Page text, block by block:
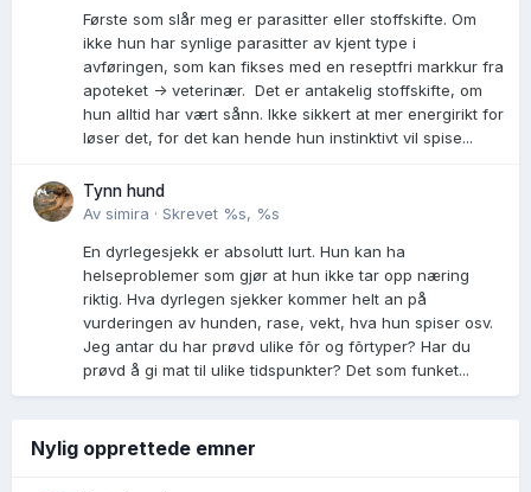
Første som slår meg er parasitter eller stoffskifte. Om
ikke hun har synlige parasitter av kjent type i
avføringen, som kan fikses med en reseptfri markkur fra
apoteket -> veterinær. Det er antakelig stoffskifte, om
hun alltid har vært sånn. Ikke sikkert at mer energirikt for
løser det, for det kan hende hun instinktivt vil spise...
Tynn hund
Av simira · Skrevet %s, %s
En dyrlegesjekk er absolutt lurt. Hun kan ha
helseproblemer som gjør at hun ikke tar opp næring
riktig. Hva dyrlegen sjekker kommer helt an på
vurderingen av hunden, rase, vekt, hva hun spiser osv.
Jeg antar du har prøvd ulike fõr og fõrtyper? Har du
prøvd å gi mat til ulike tidspunkter? Det som funket...
Nylig opprettede emner